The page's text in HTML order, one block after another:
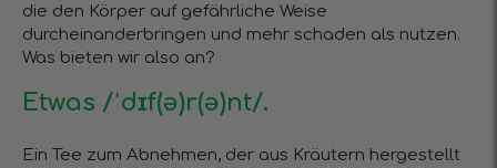
die den Körper auf gefährliche Weise
durcheinanderbringen und mehr schaden als nutzen.
Was bieten wir also an?
Etwas /ˈdɪf(ə)r(ə)nt/.
Ein Tee zum Abnehmen, der aus Kräutern hergestellt